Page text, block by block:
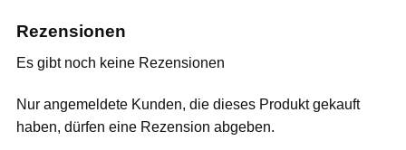
Rezensionen
Es gibt noch keine Rezensionen
Nur angemeldete Kunden, die dieses Produkt gekauft
haben, dürfen eine Rezension abgeben.